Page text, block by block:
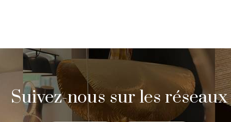
Suivez-nous sur les réseaux